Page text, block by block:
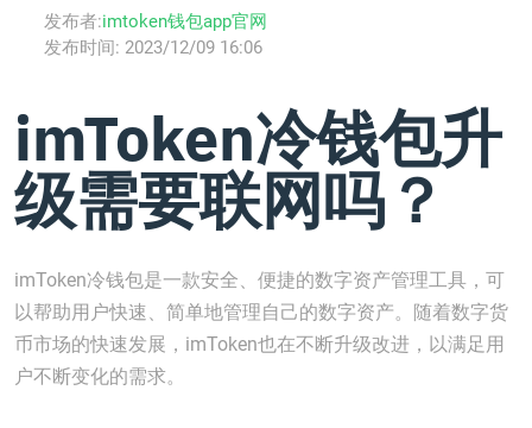
发布者:imtoken钱包app官网
发布时间: 2023/12/09 16:06
imToken冷钱包升
级需要联网吗？
imToken冷钱包是一款安全、便捷的数字资产管理工具，可
以帮助用户快速、简单地管理自己的数字资产。随着数字货
币市场的快速发展，imToken也在不断升级改进，以满足用
户不断变化的需求。